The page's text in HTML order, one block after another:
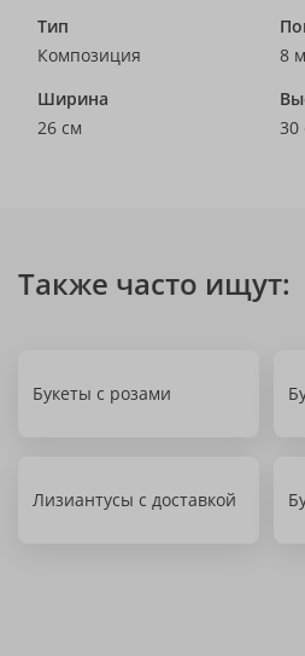
Тип
Композиция
8
Ширина
26 см
30
Также часто ищут:
Букеты с розами
Лизиантусы с доставкой